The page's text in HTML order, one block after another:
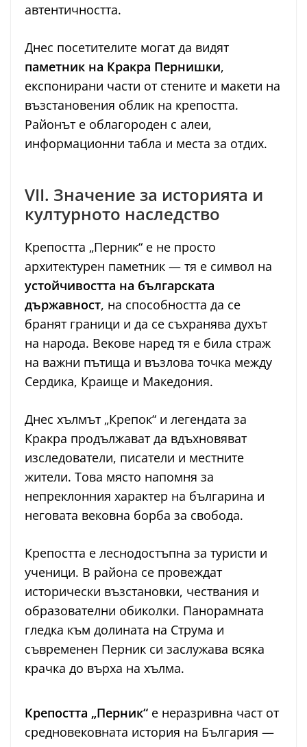
автентичността.
Днес посетителите могат да видят
паметник на Кракра Пернишки,
експонирани части от стените и макети на
възстановения облик на крепостта.
Районът е облагороден с алеи,
информационни табла и места за отдих.
VII. Значение за историята и
културното наследство
Крепостта „Перник“ е не просто
архитектурен паметник — тя е символ на
устойчивостта на българската
държавност, на способността да се
бранят граници и да се съхранява духът
на народа. Векове наред тя е била страж
на важни пътища и възлова точка между
Сердика, Краище и Македония.
Днес хълмът „Крепок“ и легендата за
Кракра продължават да вдъхновяват
изследователи, писатели и местните
жители. Това място напомня за
непреклонния характер на българина и
неговата вековна борба за свобода.
Крепостта е леснодостъпна за туристи и
ученици. В района се провеждат
исторически възстановки, чествания и
образователни обиколки. Панорамната
гледка към долината на Струма и
съвременен Перник си заслужава всяка
крачка до върха на хълма.
Крепостта „Перник“ е неразривна част от
средновековната история на България —